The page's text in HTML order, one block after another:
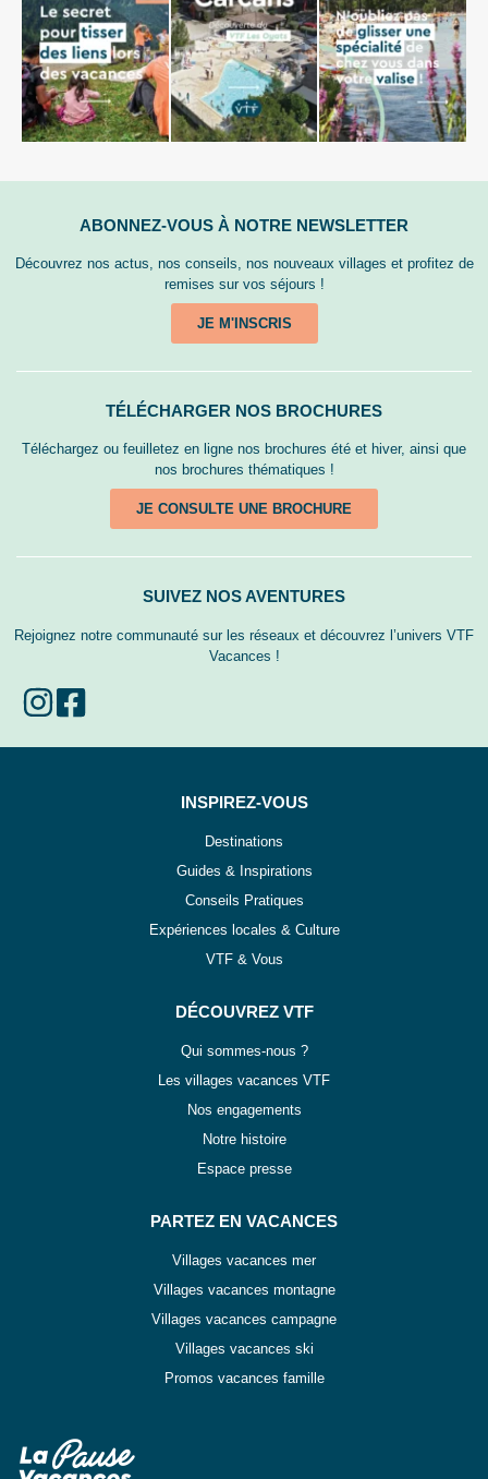
ABONNEZ-VOUS À NOTRE NEWSLETTER
Découvrez nos actus, nos conseils, nos nouveaux villages et profitez de
remises sur vos séjours !
JE M'INSCRIS
TÉLÉCHARGER NOS BROCHURES
Téléchargez ou feuilletez en ligne nos brochures été et hiver, ainsi que
nos brochures thématiques !
JE CONSULTE UNE BROCHURE
SUIVEZ NOS AVENTURES
Rejoignez notre communauté sur les réseaux et découvrez l’univers VTF
Vacances !
INSPIREZ-VOUS
Destinations
Guides & Inspirations
Conseils Pratiques
Expériences locales & Culture
VTF & Vous
DÉCOUVREZ VTF
Qui sommes-nous ?
Les villages vacances VTF
Nos engagements
Notre histoire
Espace presse
PARTEZ EN VACANCES
Villages vacances mer
Villages vacances montagne
Villages vacances campagne
Villages vacances ski
Promos vacances famille